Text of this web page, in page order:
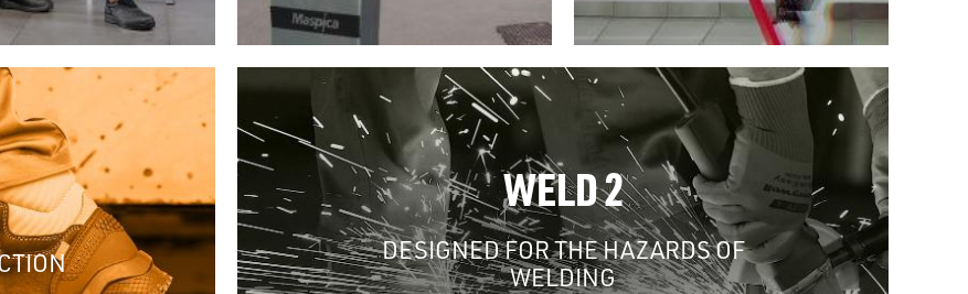
WELD 2
DESIGNED FOR THE HAZARDS OF
WELDING